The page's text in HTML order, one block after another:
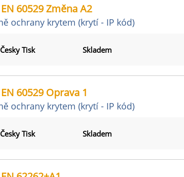
60529 Změna A2
ochrany krytem (krytí - IP kód)
Česky Tisk Skladem
60529 Oprava 1
ochrany krytem (krytí - IP kód)
Česky Tisk Skladem